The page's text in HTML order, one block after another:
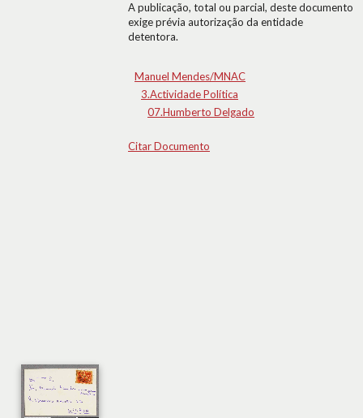
A publicação, total ou parcial, deste documento
exige prévia autorização da entidade
detentora.
Manuel Mendes/MNAC
3.Actividade Política
07.Humberto Delgado
Citar Documento